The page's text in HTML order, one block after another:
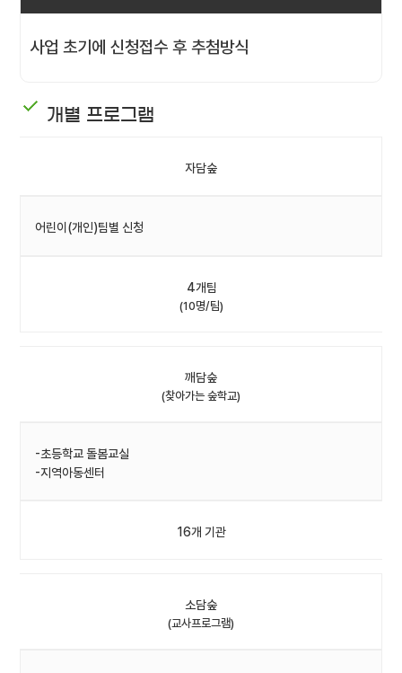
사업 초기에 신청접수 후 추첨방식
개별 프로그램
자담숲
어린이(개인)팀별 신청
4개팀
(10명/팀)
깨담숲
(찾아가는 숲학교)
-초등학교 돌봄교실
-지역아동센터
16개 기관
소담숲
(교사프로그램)